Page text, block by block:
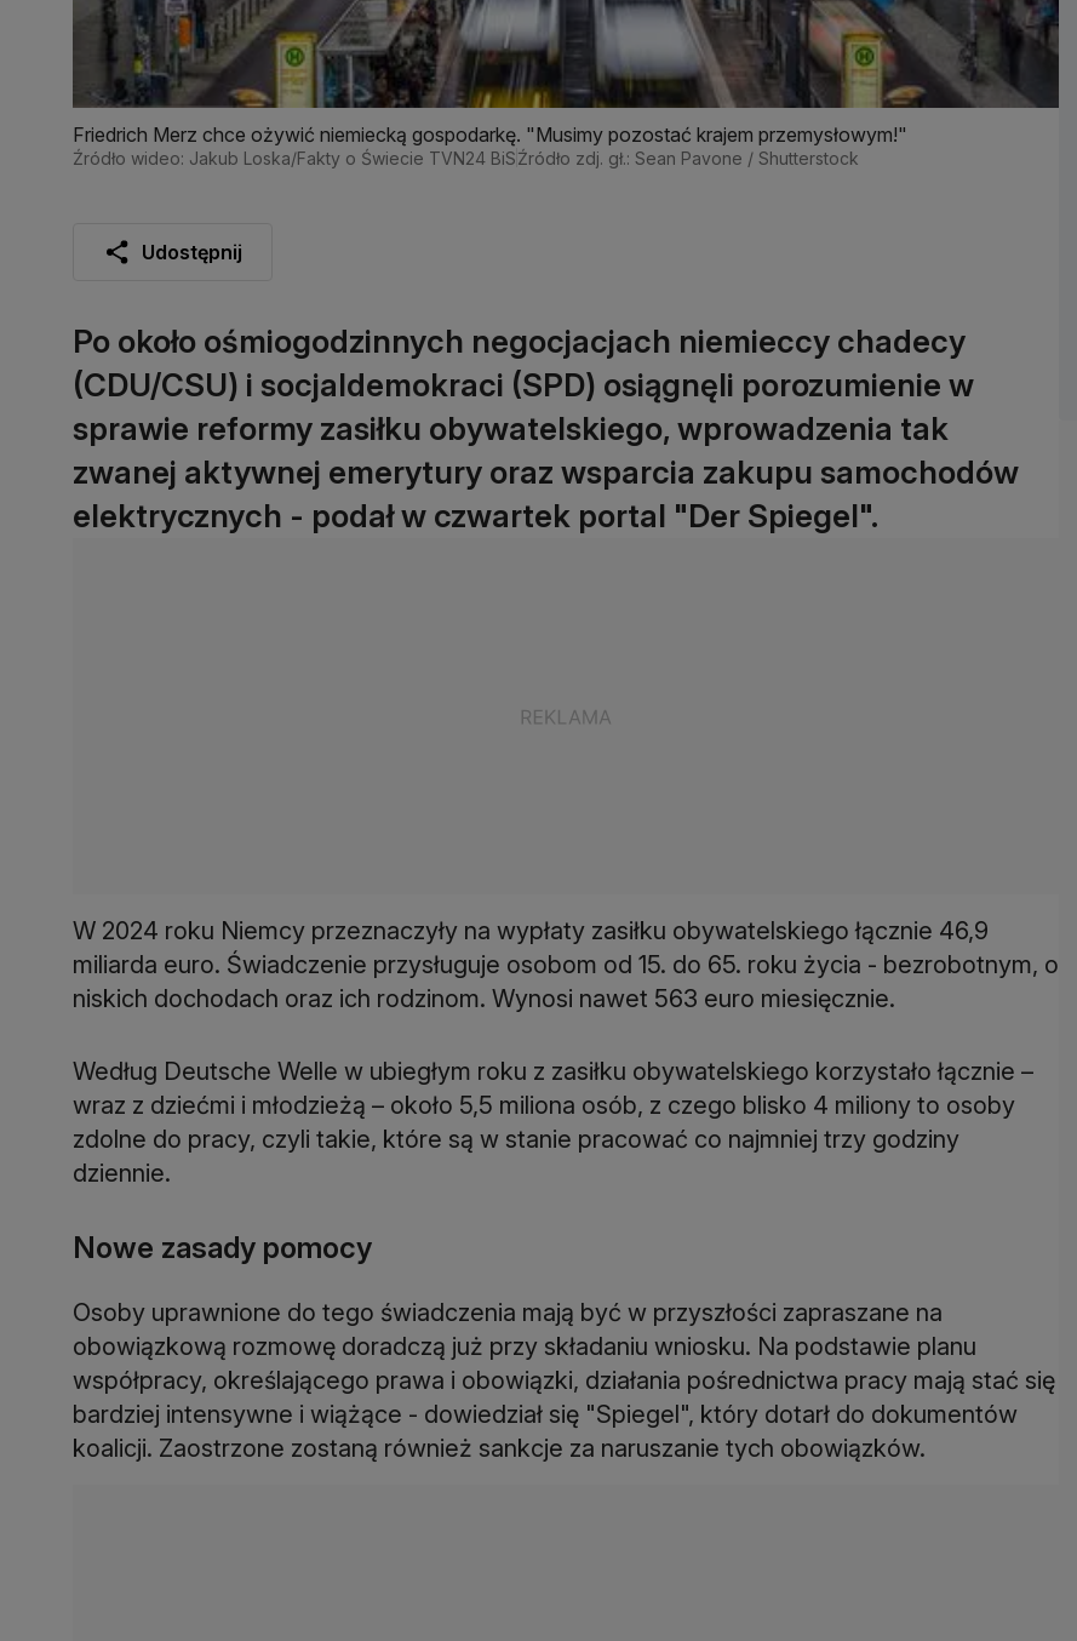
Friedrich Merz chce ożywić niemiecką gospodarkę. "Musimy pozostać krajem przemysłowym!"
Źródło wideo: Jakub Loska/Fakty o Świecie TVN24 BiSŹródło zdj. gł.: Sean Pavone / Shutterstock
Udostępnij
Po około ośmiogodzinnych negocjacjach niemieccy chadecy
(CDU/CSU) i socjaldemokraci (SPD) osiągnęli porozumienie w
sprawie reformy zasiłku obywatelskiego, wprowadzenia tak
zwanej aktywnej emerytury oraz wsparcia zakupu samochodów
elektrycznych - podał w czwartek portal "Der Spiegel".
W 2024 roku Niemcy przeznaczyły na wypłaty zasiłku obywatelskiego łącznie 46,9
miliarda euro. Świadczenie przysługuje osobom od 15. do 65. roku życia - bezrobotnym, o
niskich dochodach oraz ich rodzinom. Wynosi nawet 563 euro miesięcznie.
Według Deutsche Welle w ubiegłym roku z zasiłku obywatelskiego korzystało łącznie –
wraz z dziećmi i młodzieżą – około 5,5 miliona osób, z czego blisko 4 miliony to osoby
zdolne do pracy, czyli takie, które są w stanie pracować co najmniej trzy godziny
dziennie.
Nowe zasady pomocy
Osoby uprawnione do tego świadczenia mają być w przyszłości zapraszane na
obowiązkową rozmowę doradczą już przy składaniu wniosku. Na podstawie planu
współpracy, określającego prawa i obowiązki, działania pośrednictwa pracy mają stać się
bardziej intensywne i wiążące - dowiedział się "Spiegel", który dotarł do dokumentów
koalicji. Zaostrzone zostaną również sankcje za naruszanie tych obowiązków.